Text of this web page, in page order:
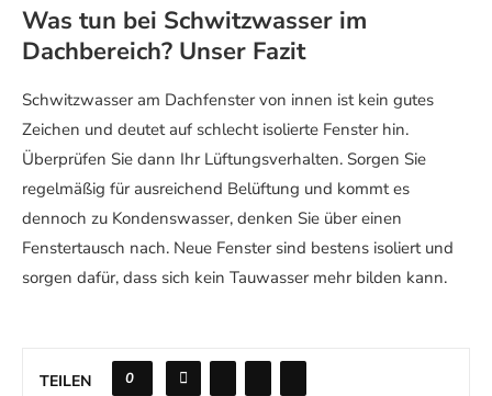
Was tun bei Schwitzwasser im
Dachbereich? Unser Fazit
Schwitzwasser am Dachfenster von innen ist kein gutes
Zeichen und deutet auf schlecht isolierte Fenster hin.
Überprüfen Sie dann Ihr Lüftungsverhalten. Sorgen Sie
regelmäßig für ausreichend Belüftung und kommt es
dennoch zu Kondenswasser, denken Sie über einen
Fenstertausch nach. Neue Fenster sind bestens isoliert und
sorgen dafür, dass sich kein Tauwasser mehr bilden kann.
TEILEN 0